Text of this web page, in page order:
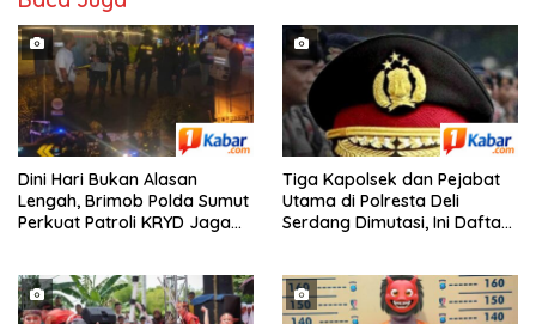
Dini Hari Bukan Alasan
Lengah, Brimob Polda Sumut
Perkuat Patroli KRYD Jaga
Tiga Kapolsek dan Pejabat
Utama di Polresta Deli
Serdang Dimutasi, Ini Daftar